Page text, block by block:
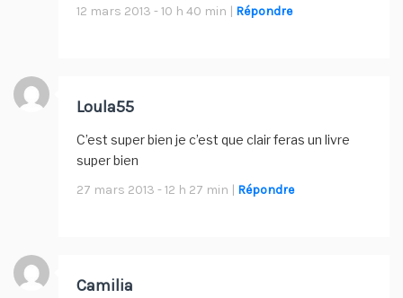
12 mars 2013 - 10 h 40 min | Répondre
Loula55
C’est super bien je c’est que clair feras un livre
super bien
27 mars 2013 - 12 h 27 min | Répondre
Camilia